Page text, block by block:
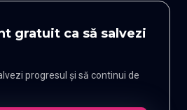
gratuit ca să salvezi
progresul și să continui de